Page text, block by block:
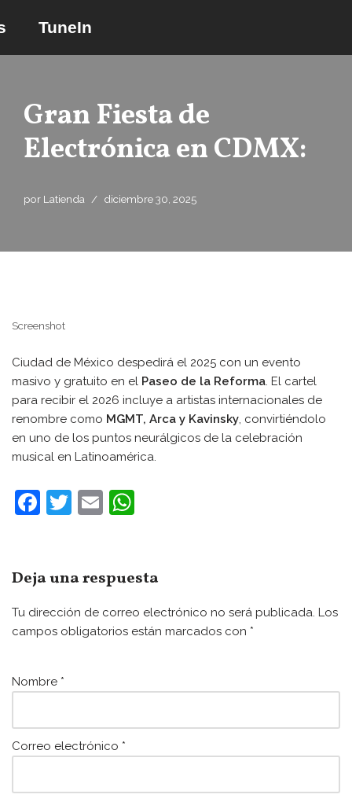
TuneIn
Gran Fiesta de
Electrónica en CDMX:
por Latienda diciembre 30, 2025
Screenshot
Ciudad de México despedirá el 2025 con un evento
masivo y gratuito en el Paseo de la Reforma. El cartel
para recibir el 2026 incluye a artistas internacionales de
renombre como MGMT, Arca y Kavinsky, convirtiéndolo
en uno de los puntos neurálgicos de la celebración
musical en Latinoamérica.
F
e
b
o
k
T
er
E
l
s
A
p
Deja una respuesta
Tu dirección de correo electrónico no será publicada. Los
campos obligatorios están marcados con *
Nombre *
Correo electrónico *